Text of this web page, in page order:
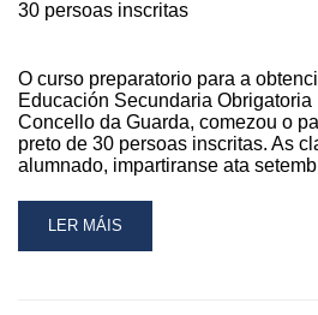
E
30 persoas inscritas
O curso preparatorio para a
Educación Secundaria
Concello da Guarda, comezou o
preto de 30 persoas inscritas. As
alumnado, impartiranse ata
READ
MORE
LER MÁIS